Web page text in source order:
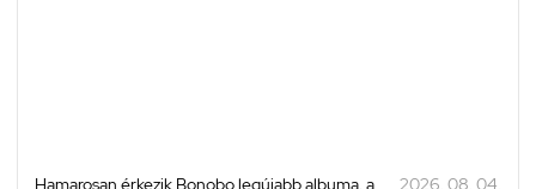
Hamarosan érkezik Bonobo legújabb albuma, a
2026. 08. 04.